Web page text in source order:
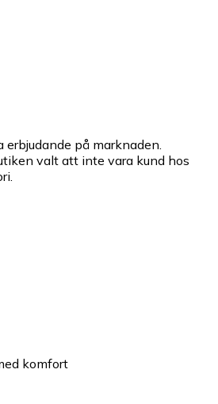
på marknaden.
valt att inte vara kund hos
komfort